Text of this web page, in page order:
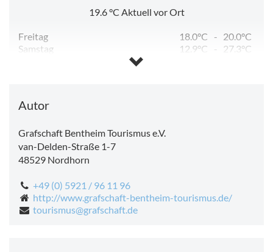
19.6°C Aktuell vor Ort
Freitag 18.0°C - 20.0°C
Samstag
12.9°C -
27.3°C
Autor
Grafschaft Bentheim Tourismus e.V.
van-Delden-Straße 1-7
48529 Nordhorn
+49 (0) 5921 / 96 11 96
http://www.grafschaft-bentheim-tourismus.de/
tourismus‎@‎grafschaft.de